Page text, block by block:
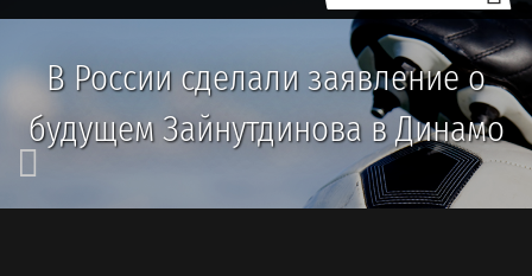
В России сделали заявление о
будущем Зайнутдинова в Динамо